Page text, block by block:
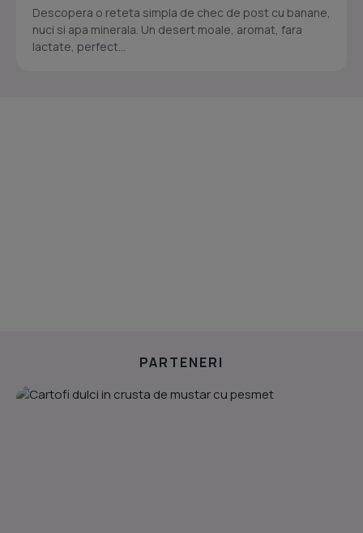
Descopera o reteta simpla de chec de post cu banane,
nuci si apa minerala. Un desert moale, aromat, fara
lactate, perfect...
PARTENERI